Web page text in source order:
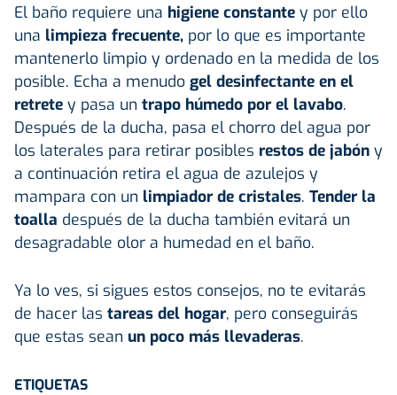
El baño requiere una higiene constante y por ello
una limpieza frecuente, por lo que es importante
mantenerlo limpio y ordenado en la medida de los
posible. Echa a menudo gel desinfectante en el
retrete y pasa un trapo húmedo por el lavabo.
Después de la ducha, pasa el chorro del agua por
los laterales para retirar posibles restos de jabón y
a continuación retira el agua de azulejos y
mampara con un limpiador de cristales. Tender la
toalla después de la ducha también evitará un
desagradable olor a humedad en el baño.
Ya lo ves, si sigues estos consejos, no te evitarás
de hacer las tareas del hogar, pero conseguirás
que estas sean un poco más llevaderas.
ETIQUETAS